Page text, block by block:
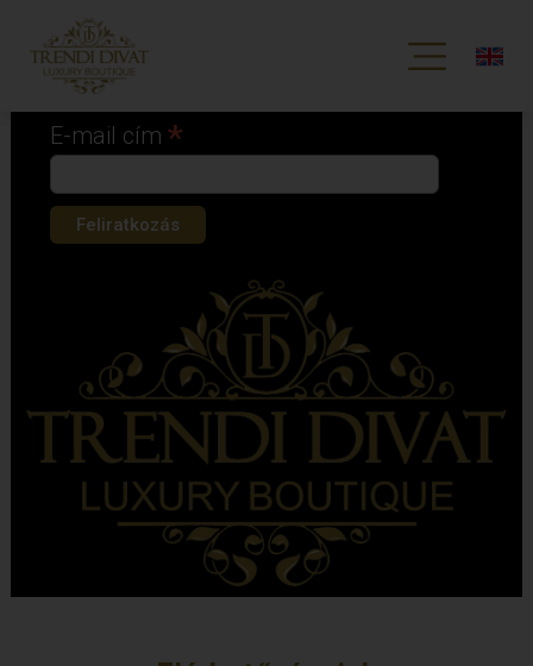
Iratkozz fel hírlevelünkre!
*
E-mail cím*